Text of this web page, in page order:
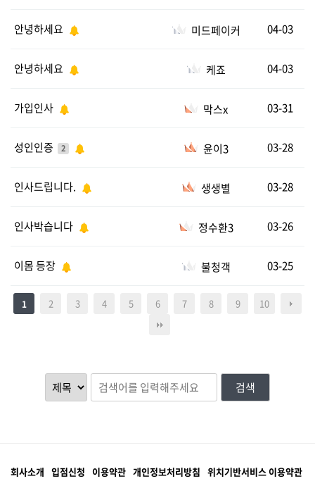
안녕하세요 미드페이커 04-03
안녕하세요 케죠 04-03
가입인사 막스x 03-31
성인인증 2 윤이3 03-28
인사드립니다. 생생별 03-28
인사박습니다 정수환3 03-26
이몸 등장 불청객 03-25
1 2 3 4 5 6 7 8 9 10
검색
회사소개 입점신청 이용약관 개인정보처리방침 위치기반서비스 이용약관